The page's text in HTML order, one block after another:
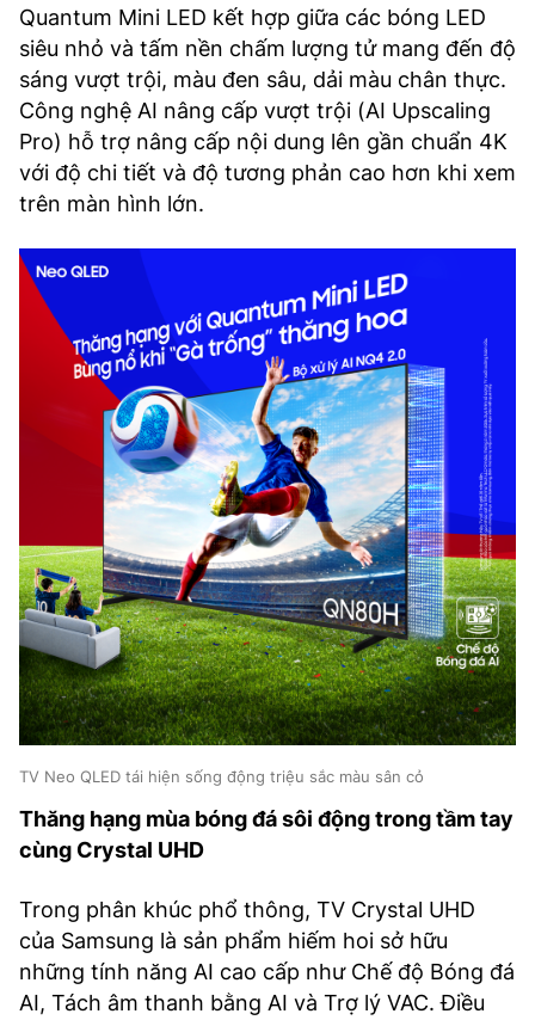
Quantum Mini LED kết hợp giữa các bóng LED
siêu nhỏ và tấm nền chấm lượng tử mang đến độ
sáng vượt trội, màu đen sâu, dải màu chân thực.
Công nghệ AI nâng cấp vượt trội (AI Upscaling
Pro) hỗ trợ nâng cấp nội dung lên gần chuẩn 4K
với độ chi tiết và độ tương phản cao hơn khi xem
trên màn hình lớn.
TV Neo QLED tái hiện sống động triệu sắc màu sân cỏ
Thăng hạng mùa bóng đá sôi động trong tầm tay
cùng Crystal UHD
Trong phân khúc phổ thông, TV Crystal UHD
của Samsung là sản phẩm hiếm hoi sở hữu
những tính năng AI cao cấp như Chế độ Bóng đá
AI, Tách âm thanh bằng AI và Trợ lý VAC. Điều